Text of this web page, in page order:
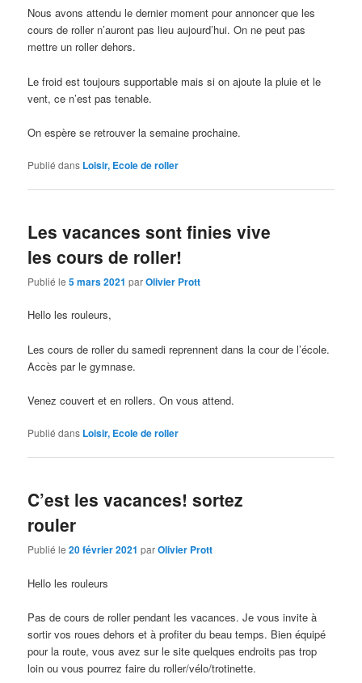
Nous avons attendu le dernier moment pour annoncer que les
cours de roller n’auront pas lieu aujourd’hui. On ne peut pas
mettre un roller dehors.
Le froid est toujours supportable mais si on ajoute la pluie et le
vent, ce n’est pas tenable.
On espère se retrouver la semaine prochaine.
Publié dans Loisir, Ecole de roller
Les vacances sont finies vive
les cours de roller!
Publié le5 mars 2021 parOlivier Prott
Hello les rouleurs,
Les cours de roller du samedi reprennent dans la cour de l’école.
Accès par le gymnase.
Venez couvert et en rollers. On vous attend.
Publié dans Loisir, Ecole de roller
C’est les vacances! sortez
rouler
Publié le20 février 2021 parOlivier Prott
Hello les rouleurs
Pas de cours de roller pendant les vacances. Je vous invite à
sortir vos roues dehors et à profiter du beau temps. Bien équipé
pour la route, vous avez sur le site quelques endroits pas trop
loin ou vous pourrez faire du roller/vélo/trotinette.